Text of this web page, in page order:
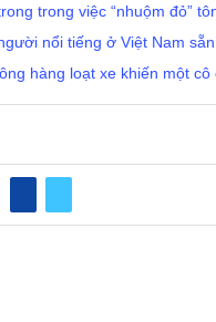
trong việc “nhuộm đỏ”
nổi tiếng ở Việt Nam
hàng loạt xe khiến một cô